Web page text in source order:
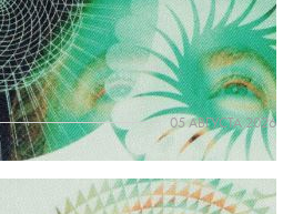
В ИСТОЧНИКИ GOOGLE
чаще появляться у вас в Google
05 АВГУСТА 2026